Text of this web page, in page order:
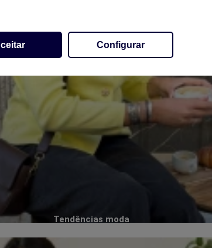
Configurar
Tendências moda